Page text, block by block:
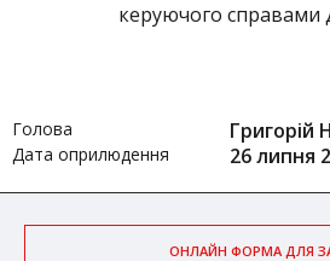
керуючого справами
Голова
Дата оприлюдення 26 липня
ОНЛАЙН ФОРМА ДЛЯ